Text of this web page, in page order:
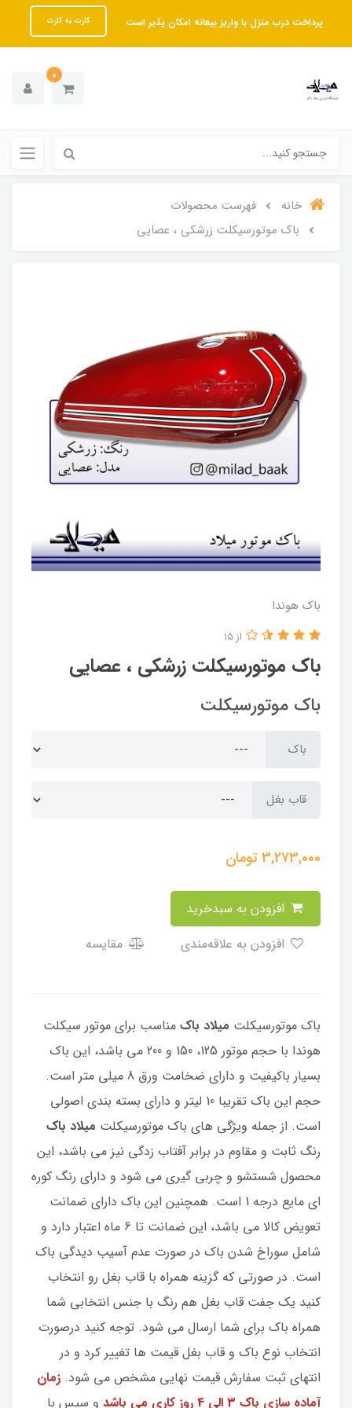
پرداخت درب منزل با واریز بیعانه امکان پذیر است کارت به کارت
0
خانه
فهرست محصولات
باک موتورسیکلت زرشکی ، عصایی
باک هوندا
باک موتورسیکلت زرشکی ، عصایی
از 15
باک موتورسیکلت
باک
قاب بغل
3,273,000تومان
مقایسه
باک موتورسیکلت میلاد باک مناسب برای موتور سیکلت
هوندا با حجم موتور 125، 150 و 200 می باشد، این باک
بسیار باکیفیت و دارای ضخامت ورق 8 میلی متر است.
حجم این باک تقریبا 10 لیتر و دارای بسته بندی اصولی
است. از جمله ویژگی های باک موتورسیکلت میلاد باک
رنگ ثابت و مقاوم در برابر آفتاب زدگی نیز می باشد، این
محصول شستشو و چربی گیری می شود و دارای رنگ کوره
ای مایع درجه 1 است. همچنین این باک دارای ضمانت
تعویض کالا می باشد، این ضمانت تا 6 ماه اعتبار دارد و
شامل سوراخ شدن باک در صورت عدم آسیب دیدگی باک
است. در صورتی که گزینه همراه با قاب بغل رو انتخاب
کنید یک جفت قاب بغل هم رنگ با جنس انتخابی شما
همراه باک برای شما ارسال می شود. توجه کنید درصورت
انتخاب نوع باک و قاب بغل قیمت ها تغییر کرد و در
انتهای ثبت سفارش قیمت نهایی مشخص می شود. زمان
آماده سازی باک 3 الی 4 روز کاری می باشد
و سپس با